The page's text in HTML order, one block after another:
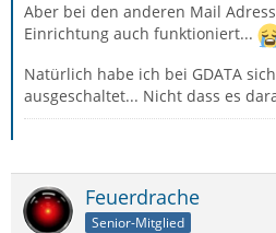
Aber bei den anderen Mail
Einrichtung auch funktioniert...
Natürlich habe ich bei GDATA
ausgeschaltet... Nicht dass es
Feuerdrache
Senior-Mitglied